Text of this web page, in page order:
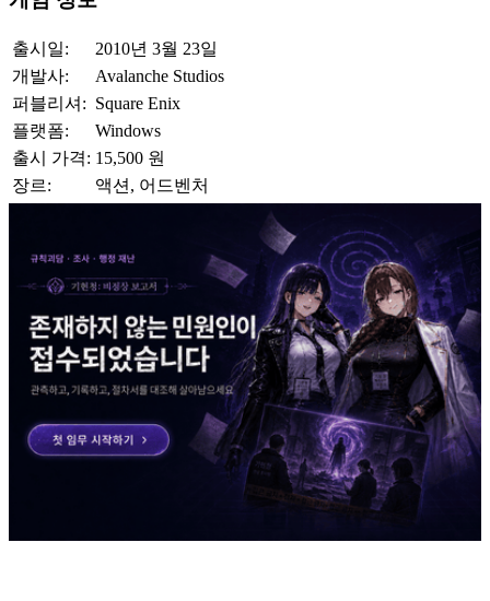
출시일:
2010년 3월 23일
개발사:
Avalanche Studios
퍼블리셔: Square Enix
플랫폼:
Windows
출시 가격: 15,500 원
장르:
액션, 어드벤처